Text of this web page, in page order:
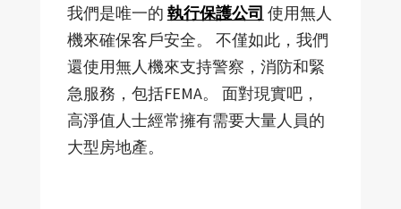
我們是唯一的 執行保護公司 使用無人
機來確保客戶安全。 不僅如此，我們
還使用無人機來支持警察，消防和緊
急服務，包括FEMA。 面對現實吧，
高淨值人士經常擁有需要大量人員的
大型房地產。